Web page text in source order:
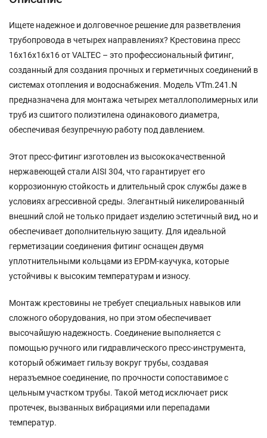
Ищете надежное и долговечное решение для разветвления
трубопровода в четырех направлениях? Крестовина пресс
16х16х16х16 от VALTEC – это профессиональный фитинг,
созданный для создания прочных и герметичных соединений в
системах отопления и водоснабжения. Модель VTm.241.N
предназначена для монтажа четырех металлополимерных или
труб из сшитого полиэтилена одинакового диаметра,
обеспечивая безупречную работу под давлением.
Этот пресс-фитинг изготовлен из высококачественной
нержавеющей стали AISI 304, что гарантирует его
коррозионную стойкость и длительный срок службы даже в
условиях агрессивной среды. Элегантный никелированный
внешний слой не только придает изделию эстетичный вид, но и
обеспечивает дополнительную защиту. Для идеальной
герметизации соединения фитинг оснащен двумя
уплотнительными кольцами из EPDM-каучука, которые
устойчивы к высоким температурам и износу.
Монтаж крестовины не требует специальных навыков или
сложного оборудования, но при этом обеспечивает
высочайшую надежность. Соединение выполняется с
помощью ручного или гидравлического пресс-инструмента,
который обжимает гильзу вокруг трубы, создавая
неразъемное соединение, по прочности сопоставимое с
цельным участком трубы. Такой метод исключает риск
протечек, вызванных вибрациями или перепадами
температур.